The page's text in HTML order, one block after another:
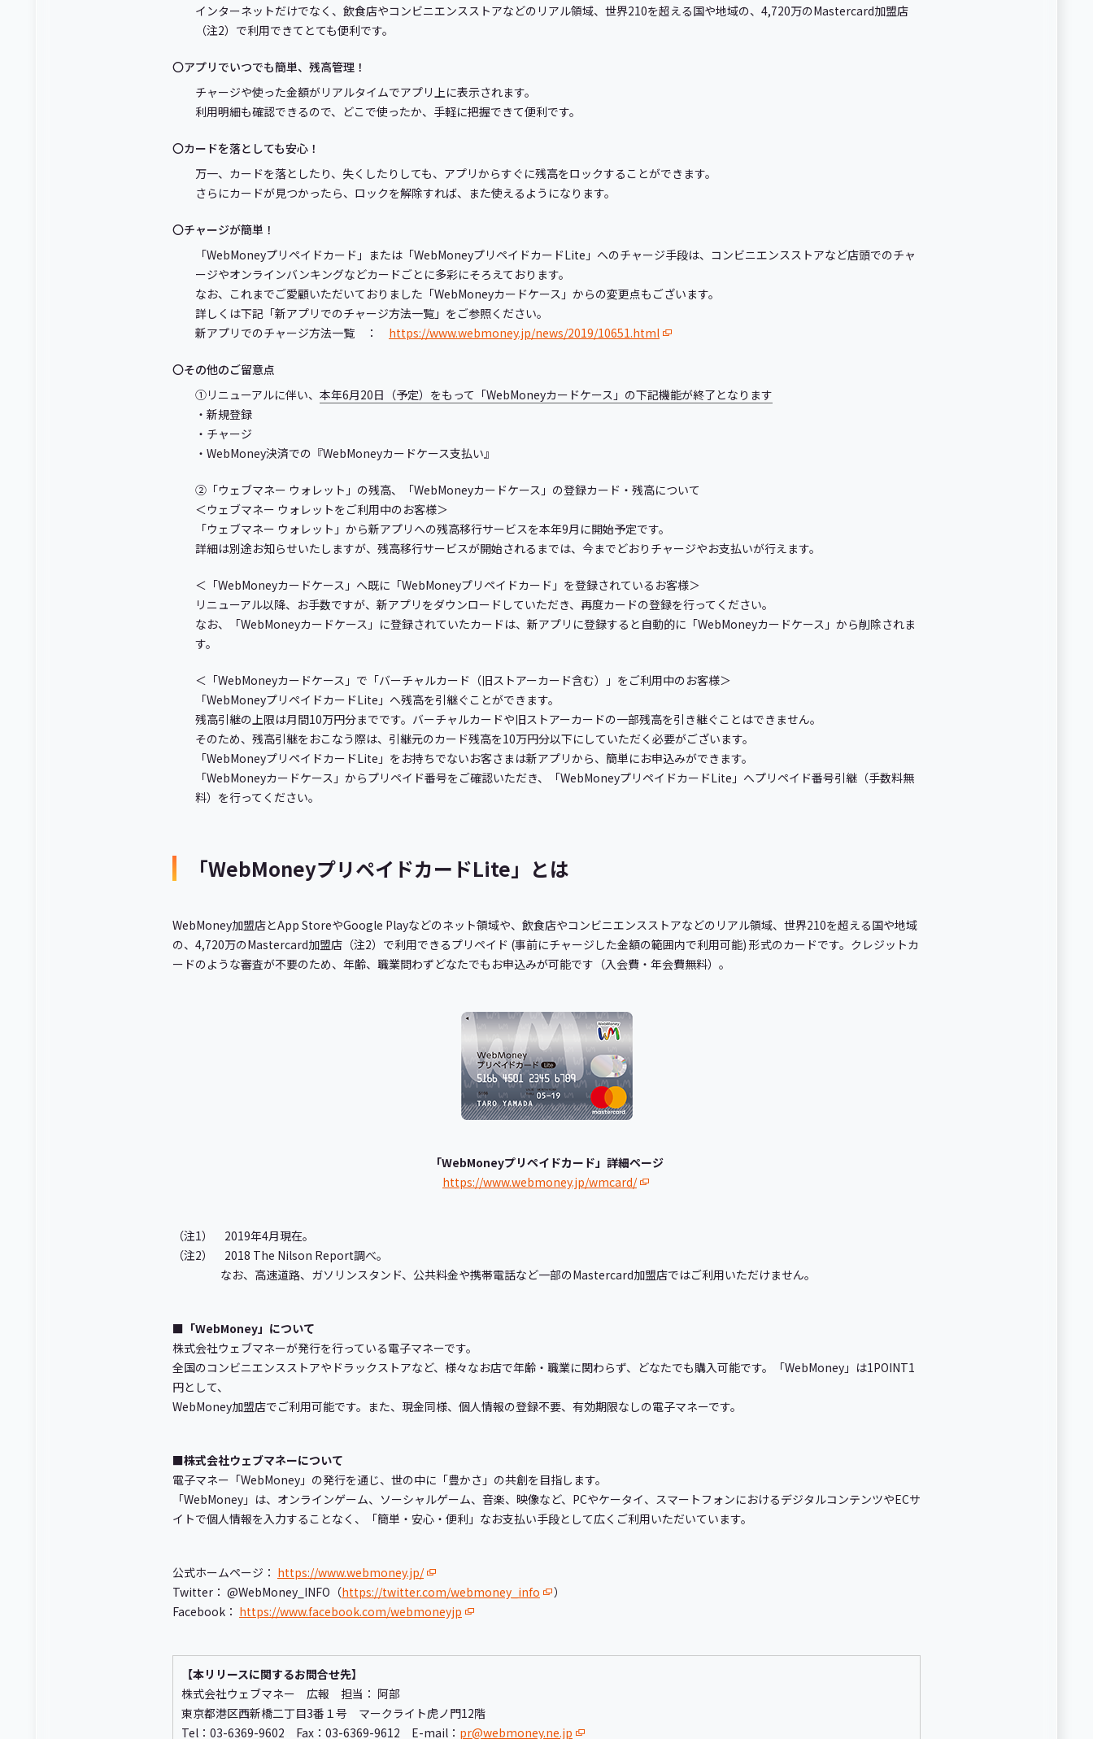
インターネットだけでなく、飲食店やコンビニエンスストアなどのリアル領域、世界210を超える国や地域の、4,720万のMastercard加盟店
（注2）で利用できてとても便利です。
〇アプリでいつでも簡単、残高管理！
チャージや使った金額がリアルタイムでアプリ上に表示されます。
利用明細も確認できるので、どこで使ったか、手軽に把握できて便利です。
〇カードを落としても安心！
万一、カードを落としたり、失くしたりしても、アプリからすぐに残高をロックすることができます。
さらにカードが見つかったら、ロックを解除すれば、また使えるようになります。
〇チャージが簡単！
「WebMoneyプリペイドカード」または「WebMoneyプリペイドカードLite」へのチャージ手段は、コンビニエンスストアなど店頭でのチャ
ージやオンラインバンキングなどカードごとに多彩にそろえております。
なお、これまでご愛顧いただいておりました「WebMoneyカードケース」からの変更点もございます。
詳しくは下記「新アプリでのチャージ方法一覧」をご参照ください。
新アプリでのチャージ方法一覧 ： https://www.webmoney.jp/news/2019/10651.html
〇その他のご留意点
①リニューアルに伴い、 本年6月20日（予定）をもって「WebMoneyカードケース」の下記機能が終了となります
・新規登録
・チャージ
・WebMoney決済での『WebMoneyカードケース支払い』
②「ウェブマネー ウォレット」の残高、「WebMoneyカードケース」の登録カード・残高について
＜ウェブマネー ウォレットをご利用中のお客様＞
「ウェブマネー ウォレット」から新アプリへの残高移行サービスを本年9月に開始予定です。
詳細は別途お知らせいたしますが、残高移行サービスが開始されるまでは、今までどおりチャージやお支払いが行えます。
＜「WebMoneyカードケース」へ既に「WebMoneyプリペイドカード」を登録されているお客様＞
リニューアル以降、お手数ですが、新アプリをダウンロードしていただき、再度カードの登録を行ってください。
なお、「WebMoneyカードケース」に登録されていたカードは、新アプリに登録すると自動的に「WebMoneyカードケース」から削除されま
す。
＜「WebMoneyカードケース」で「バーチャルカード（旧ストアーカード含む）」をご利用中のお客様＞
「WebMoneyプリペイドカードLite」へ残高を引継ぐことができます。
残高引継の上限は月間10万円分までです。バーチャルカードや旧ストアーカードの一部残高を引き継ぐことはできません。
そのため、残高引継をおこなう際は、引継元のカード残高を10万円分以下にしていただく必要がございます。
「WebMoneyプリペイドカードLite」をお持ちでないお客さまは新アプリから、簡単にお申込みができます。
「WebMoneyカードケース」からプリペイド番号をご確認いただき、「WebMoneyプリペイドカードLite」へプリペイド番号引継（手数料無
料）を行ってください。
「WebMoneyプリペイドカードLite」とは
WebMoney加盟店とApp StoreやGoogle Playなどのネット領域や、飲食店やコンビニエンスストアなどのリアル領域、世界210を超える国や地域
の、4,720万のMastercard加盟店（注2）で利用できるプリペイド (事前にチャージした金額の範囲内で利用可能) 形式のカードです。クレジットカ
ードのような審査が不要のため、年齢、職業問わずどなたでもお申込みが可能です（入会費・年会費無料）。
「WebMoneyプリペイドカード」詳細ページ
https://www.webmoney.jp/wmcard/
（注1） 2019年4月現在。
（注2） 2018 The Nilson Report調べ。
なお、高速道路、ガソリンスタンド、公共料金や携帯電話など一部のMastercard加盟店ではご利用いただけません。
■「WebMoney」について
株式会社ウェブマネーが発行を行っている電子マネーです。
全国のコンビニエンスストアやドラックストアなど、様々なお店で年齢・職業に関わらず、どなたでも購入可能です。「WebMoney」は1POINT1
円として、
WebMoney加盟店でご利用可能です。また、現金同様、個人情報の登録不要、有効期限なしの電子マネーです。
■株式会社ウェブマネーについて
電子マネー「WebMoney」の発行を通じ、世の中に「豊かさ」の共創を目指します。
「WebMoney」は、オンラインゲーム、ソーシャルゲーム、音楽、映像など、PCやケータイ、スマートフォンにおけるデジタルコンテンツやECサ
イトで個人情報を入力することなく、「簡単・安心・便利」なお支払い手段として広くご利用いただいています。
公式ホームページ： https://www.webmoney.jp/
Twitter： @WebMoney_INFO（https://twitter.com/webmoney_info
）
Facebook： https://www.facebook.com/webmoneyjp
【本リリースに関するお問合せ先】
株式会社ウェブマネー 広報 担当： 阿部
東京都港区西新橋二丁目3番１号 マークライト虎ノ門12階
Tel：03-6369-9602 Fax：03-6369-9612 E-mail： pr@webmoney.ne.jp